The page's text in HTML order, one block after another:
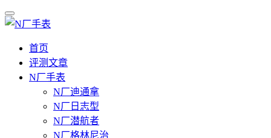
首页
评测文章
N厂手表
N厂迪通拿
N厂日志型
N厂潜航者
N厂格林尼治